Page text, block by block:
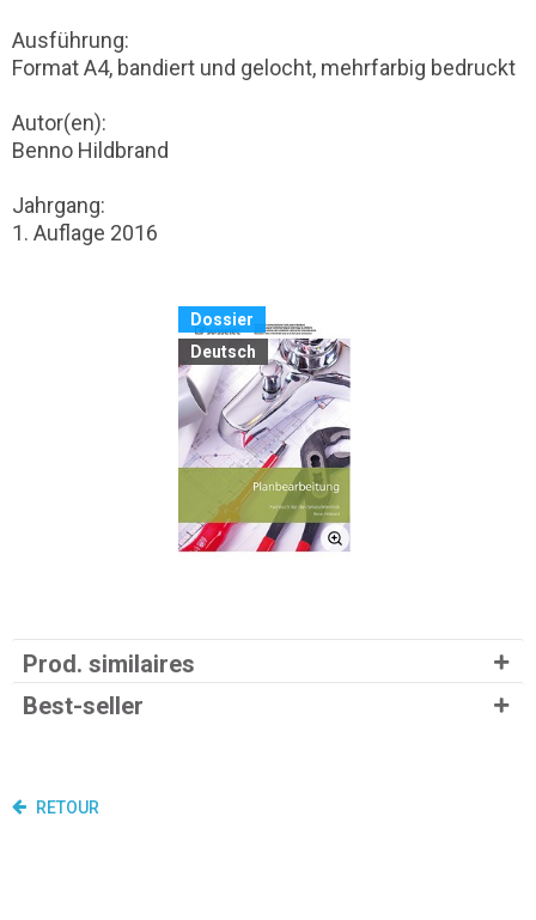
Ausführung:
Format A4, bandiert und gelocht, mehrfarbig bedruckt
Autor(en):
Benno Hildbrand
Jahrgang:
1. Auflage 2016
Dossier
Deutsch
Prod. similaires
Best-seller
RETOUR